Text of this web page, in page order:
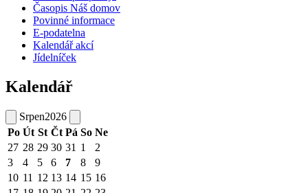
Časopis Náš domov
Povinné informace
E-podatelna
Kalendář akcí
Jídelníček
Kalendář
Srpen2026
Po Út St Čt Pá So Ne
27 28 29 30 31 1
2
3
4 5 6 7 8
9
10 11 12 13 14 15 16